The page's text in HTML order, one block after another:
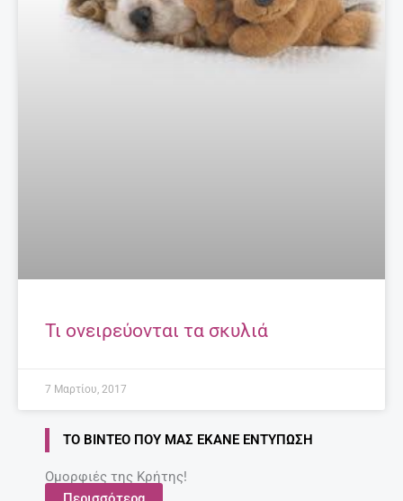
Τι ονειρεύονται τα σκυλιά
7 Μαρτίου, 2017
ΤΟ ΒΊΝΤΕΟ ΠΟΥ ΜΑΣ ΈΚΑΝΕ ΕΝΤΎΠΩΣΗ
Ομορφιές της Κρήτης!